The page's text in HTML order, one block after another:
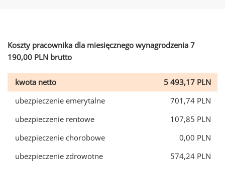
Koszty pracownika dla miesięcznego wynagrodzenia 7
190,00 PLN brutto
kwota netto
5 493,17 PLN
ubezpieczenie emerytalne
701,74 PLN
ubezpieczenie rentowe
107,85 PLN
ubezpieczenie chorobowe
0,00 PLN
ubezpieczenie zdrowotne
574,24 PLN